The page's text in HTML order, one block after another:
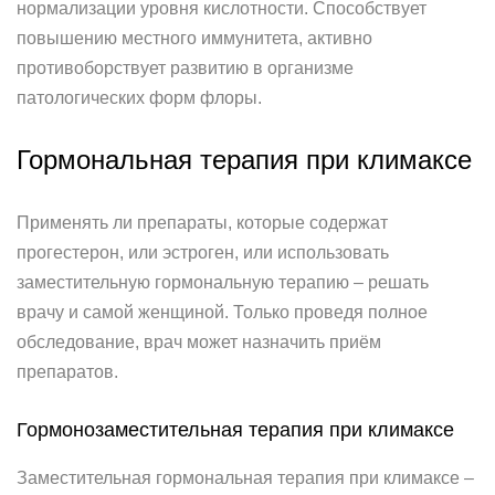
нормализации уровня кислотности. Способствует
повышению местного иммунитета, активно
противоборствует развитию в организме
патологических форм флоры.
Гормональная терапия при климаксе
Применять ли препараты, которые содержат
прогестерон, или эстроген, или использовать
заместительную гормональную терапию – решать
врачу и самой женщиной. Только проведя полное
обследование, врач может назначить приём
препаратов.
Гормонозаместительная терапия при климаксе
Заместительная гормональная терапия при климаксе –